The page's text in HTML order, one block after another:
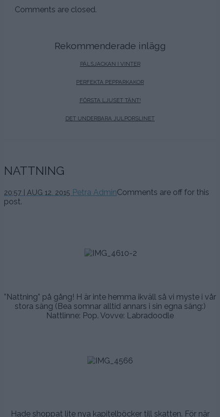
Comments are closed.
Rekommenderade inlägg
PÄLSJACKAN I VINTER
PERFEKTA PEPPARKAKOR
FÖRSTA LJUSET TÄNT!
DET UNDERBARA JULPORSLINET
NATTNING
20:57 | AUG 12. 2015 Petra AdminComments are off for this
post.
”Nattning” på gång! H är inte hemma ikväll så vi myste i vår
stora säng (Bea somnar alltid annars i sin egna säng:)
Nattlinne: Pop. Vovve: Labradoodle
Hade shoppat lite nya kapitelböcker till skatten. För när